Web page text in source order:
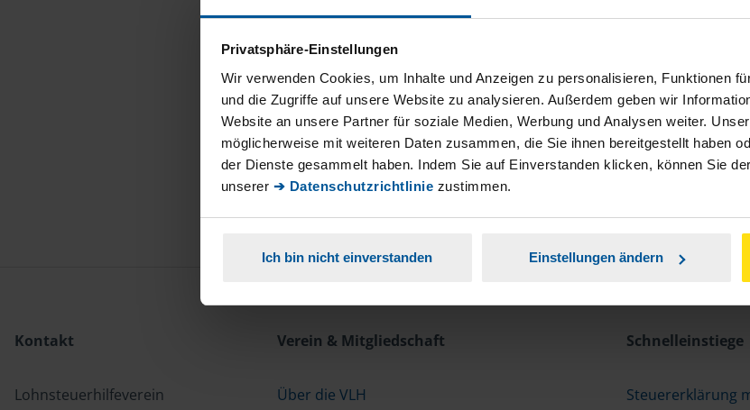
Privatsphäre-Einstellungen
Wir verwenden Cookies, um Inhalte und Anzeigen zu personalisieren, Funktionen
und die Zugriffe auf unsere Website zu analysieren. Außerdem geben wir
Website an unsere Partner für soziale Medien, Werbung und Analysen weiter.
möglicherweise mit weiteren Daten zusammen, die Sie ihnen bereitgestellt haben
der Dienste gesammelt haben. Indem Sie auf Einverstanden klicken, können Sie
unserer ➔ Datenschutzrichtlinie zustimmen.
Ich bin nicht einverstanden Einstellungen ändern
Kontakt
Lohnsteuerhilfeverein
Verein & Mitgliedschaft
Über die VLH
Schnelleinstiege
Steuererklärung